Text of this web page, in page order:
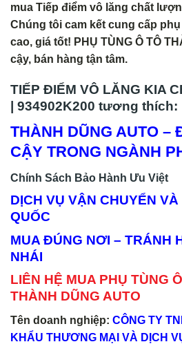
mua Tiếp điểm vô lăng chất
Chúng tôi cam kết cung cấp
cao, giá tốt! PHỤ TÙNG Ô TÔ
cậy, bán hàng tận tâm.
TIẾP ĐIỂM VÔ LĂNG KIA
| 934902K200 tương thích:
THÀNH DŨNG AUTO –
CẬY TRONG NGÀNH
Chính Sách Bảo Hành Ưu Việt
DỊCH VỤ VẬN CHUYỂN
QUỐC
MUA ĐÚNG NƠI – TRÁNH
NHÁI
LIÊN HỆ MUA PHỤ TÙNG
THÀNH DŨNG AUTO
Tên doanh nghiệp: CÔNG TY
KHẨU THƯƠNG MẠI VÀ DỊCH